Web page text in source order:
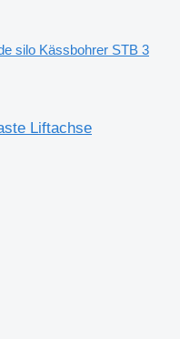
silo Kässbohrer STB 3
Liftachse